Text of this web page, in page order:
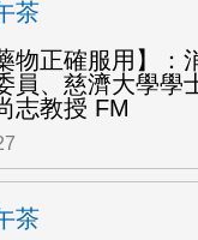
茶
物正確服用】：
員、慈濟大學學
教授 FM
茶